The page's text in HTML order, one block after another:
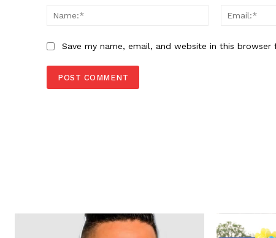
Name:*
Save my name, email, and website in this